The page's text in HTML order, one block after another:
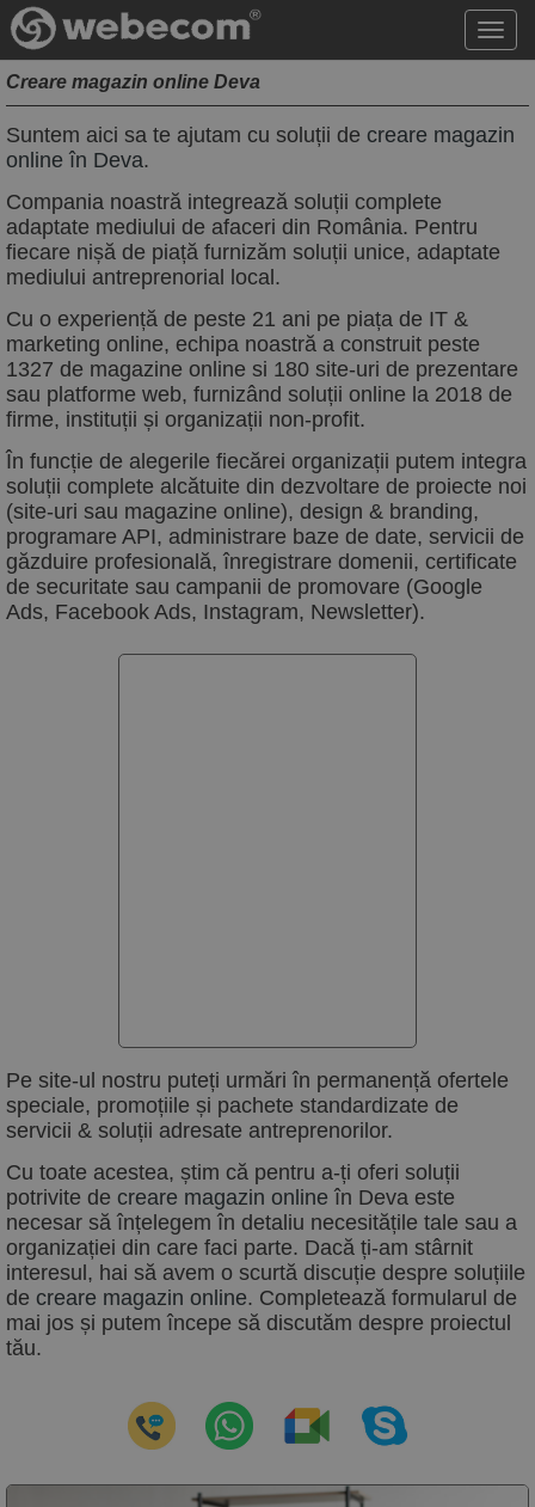
meniu
Creare magazin online Deva
Suntem aici sa te ajutam cu soluții de creare magazin
online în Deva.
Compania noastră integrează soluții complete
adaptate mediului de afaceri din România. Pentru
fiecare nișă de piață furnizăm soluții unice, adaptate
mediului antreprenorial local.
Cu o experiență de peste 21 ani pe piața de IT &
marketing online, echipa noastră a construit peste
1327 de magazine online si 180 site-uri de prezentare
sau platforme web, furnizând soluții online la 2018 de
firme, instituții și organizații non-profit.
În funcție de alegerile fiecărei organizații putem integra
soluții complete alcătuite din dezvoltare de proiecte noi
(site-uri sau magazine online), design & branding,
programare API, administrare baze de date, servicii de
găzduire profesională, înregistrare domenii, certificate
de securitate sau campanii de promovare (Google
Ads, Facebook Ads, Instagram, Newsletter).
Pe site-ul nostru puteți urmări în permanență ofertele
speciale, promoțiile și pachete standardizate de
servicii & soluții adresate antreprenorilor.
Cu toate acestea, știm că pentru a-ți oferi soluții
potrivite de creare magazin online în Deva este
necesar să înțelegem în detaliu necesitățile tale sau a
organizației din care faci parte. Dacă ți-am stârnit
interesul, hai să avem o scurtă discuție despre soluțiile
de creare magazin online. Completează formularul de
mai jos și putem începe să discutăm despre proiectul
tău.